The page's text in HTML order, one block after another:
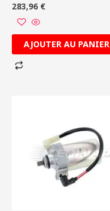
283,96 €
AJOUTER AU PANIER